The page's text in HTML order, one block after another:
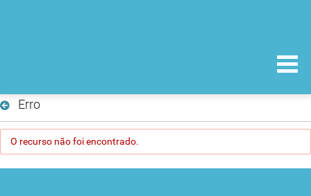
Erro
O recurso não foi encontrado.